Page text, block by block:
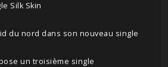
Silk Skin
du nord dans son nouveau single
un troisième single